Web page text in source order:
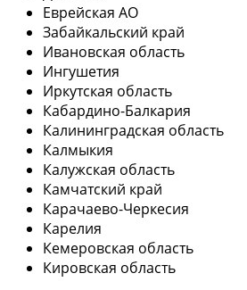
Еврейская АО
Забайкальский край
Ивановская область
Ингушетия
Иркутская область
Кабардино-Балкария
Калининградская область
Калмыкия
Калужская область
Камчатский край
Карачаево-Черкесия
Карелия
Кемеровская область
Кировская область